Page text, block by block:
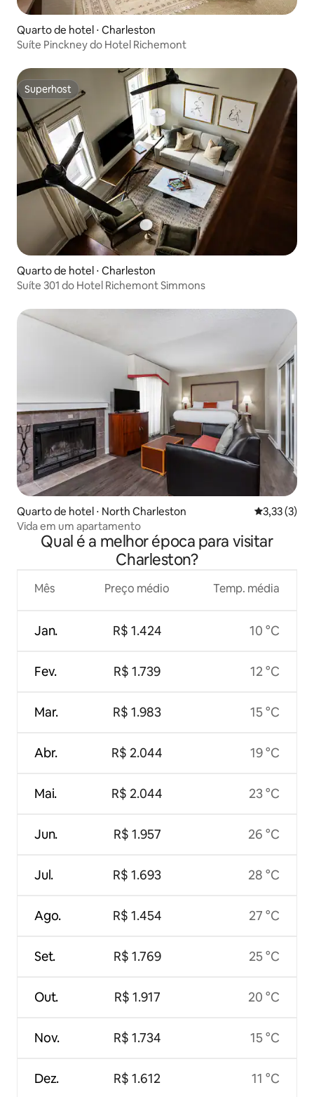
Quarto de hotel ⋅ Charleston
Suíte Pinckney do Hotel Richemont
Superhost
Superhost
Quarto de hotel ⋅ Charleston
Suíte 301 do Hotel Richemont Simmons
Quarto de hotel ⋅ North Charleston 3,33 de
3,33 (3)
Vida em um apartamento
Qual é a melhor época para visitar
Charleston?
Mês
Jan.
Fev.
Mar.
Abr.
Mai.
Jun.
Jul.
Ago.
Set.
Out.
Nov.
Dez.
Preço médio
R$ 1.424
R$ 1.739
R$ 1.983
R$ 2.044
R$ 2.044
R$ 1.957
R$ 1.693
R$ 1.454
R$ 1.769
R$ 1.917
R$ 1.734
R$ 1.612
Temp. média
10 °C
12 °C
15 °C
19 °C
23 °C
26 °C
28 °C
27 °C
25 °C
20 °C
15 °C
11 °C